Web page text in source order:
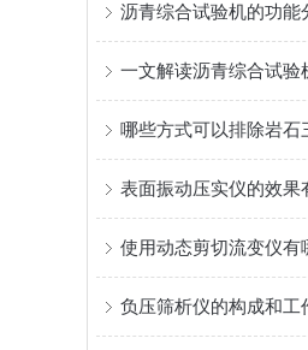
一文解读沥青综合试验
哪些方式可以排除岩石
使用动态剪切流变仪有
负压筛析仪的构成和工